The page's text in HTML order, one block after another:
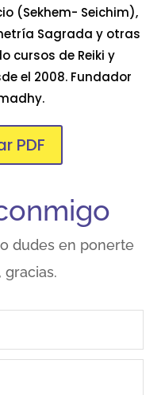
(Sekhem- Seichim),
Sagrada y otras
cursos de Reiki y
el 2008. Fundador
PDF
dudes en ponerte